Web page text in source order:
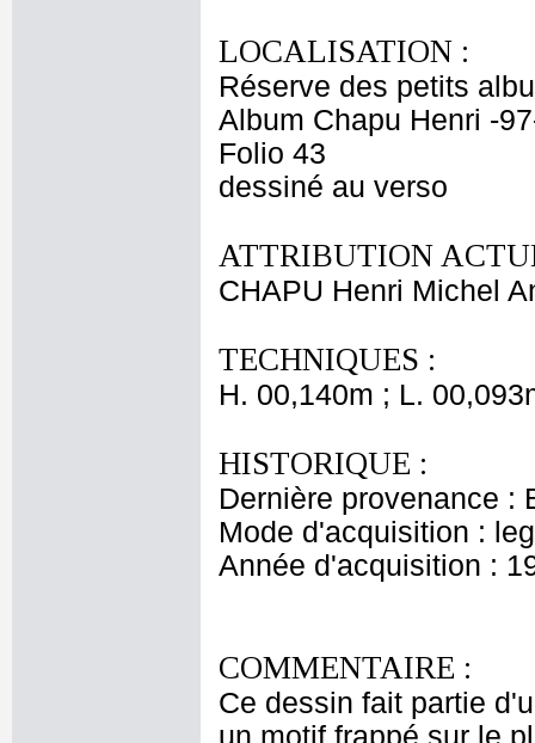
LOCALISATION :
Réserve des petits
Album Chapu Henri -
Folio 43
dessiné au verso
ATTRIBUTION
CHAPU Henri Michel
TECHNIQUES :
H. 00,140m ; L.
HISTORIQUE :
Dernière provenance :
Mode d'acquisition :
Année d'acquisition :
COMMENTAIRE :
Ce dessin fait partie
un motif frappé sur le